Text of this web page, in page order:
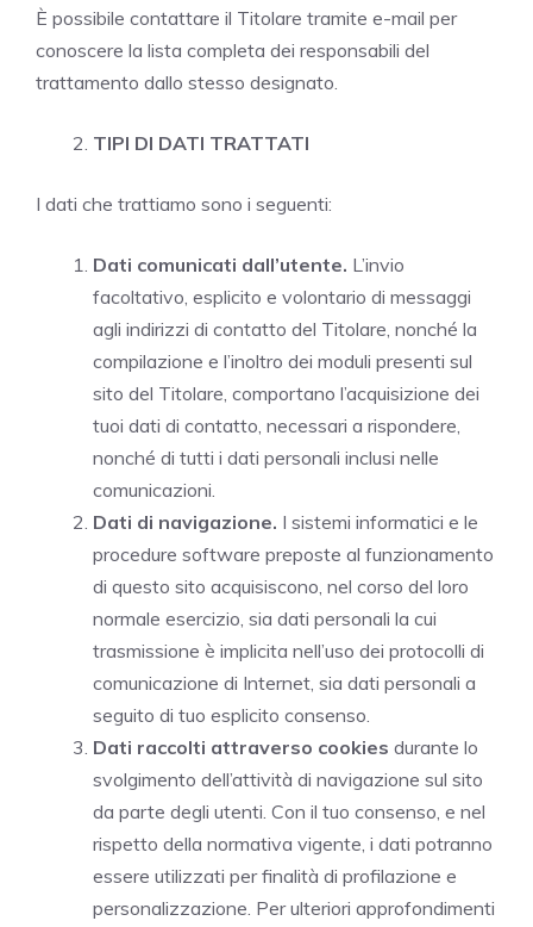
È possibile contattare il Titolare tramite e-mail per
conoscere la lista completa dei responsabili del
trattamento dallo stesso designato.
TIPI DI DATI TRATTATI
I dati che trattiamo sono i seguenti:
Dati comunicati dall’utente. L’invio
facoltativo, esplicito e volontario di messaggi
agli indirizzi di contatto del Titolare, nonché la
compilazione e l’inoltro dei moduli presenti sul
sito del Titolare, comportano l’acquisizione dei
tuoi dati di contatto, necessari a rispondere,
nonché di tutti i dati personali inclusi nelle
comunicazioni.
Dati di navigazione. I sistemi informatici e le
procedure software preposte al funzionamento
di questo sito acquisiscono, nel corso del loro
normale esercizio, sia dati personali la cui
trasmissione è implicita nell’uso dei protocolli di
comunicazione di Internet, sia dati personali a
seguito di tuo esplicito consenso.
Dati raccolti attraverso cookies durante lo
svolgimento dell’attività di navigazione sul sito
da parte degli utenti. Con il tuo consenso, e nel
rispetto della normativa vigente, i dati potranno
essere utilizzati per finalità di profilazione e
personalizzazione. Per ulteriori approfondimenti